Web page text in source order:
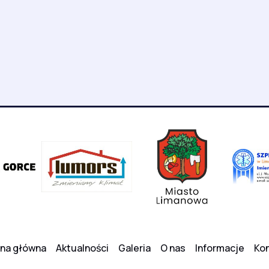
główna Aktualności Galeria O nas Informacje